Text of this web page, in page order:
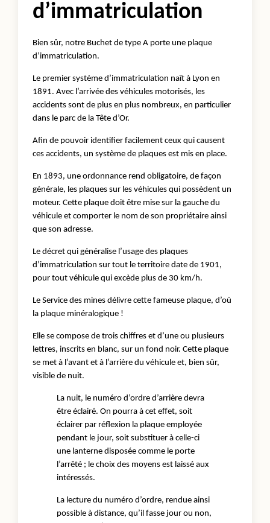
d’immatriculation
Bien sûr, notre Buchet de type A porte une plaque
d’immatriculation.
Le premier système d’immatriculation naît à Lyon en
1891. Avec l’arrivée des véhicules motorisés, les
accidents sont de plus en plus nombreux, en particulier
dans le parc de la Tête d’Or.
Afin de pouvoir identifier facilement ceux qui causent
ces accidents, un système de plaques est mis en place.
En 1893, une ordonnance rend obligatoire, de façon
générale, les plaques sur les véhicules qui possèdent un
moteur. Cette plaque doit être mise sur la gauche du
véhicule et comporter le nom de son propriétaire ainsi
que son adresse.
Le décret qui généralise l’usage des plaques
d’immatriculation sur tout le territoire date de 1901,
pour tout véhicule qui excède plus de 30 km/h.
Le Service des mines délivre cette fameuse plaque, d’où
la plaque minéralogique !
Elle se compose de trois chiffres et d’une ou plusieurs
lettres, inscrits en blanc, sur un fond noir. Cette plaque
se met à l’avant et à l’arrière du véhicule et, bien sûr,
visible de nuit.
La nuit, le numéro d’ordre d’arrière devra
être éclairé. On pourra à cet effet, soit
éclairer par réflexion la plaque employée
pendant le jour, soit substituer à celle-ci
une lanterne disposée comme le porte
l’arrêté ; le choix des moyens est laissé aux
intéressés.
La lecture du numéro d’ordre, rendue ainsi
possible à distance, qu’il fasse jour ou non,